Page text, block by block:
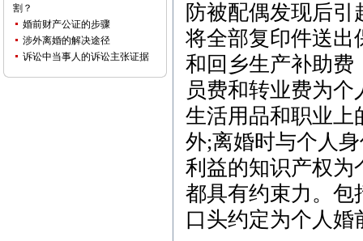
割？
婚前财产公证的步骤
涉外离婚的解决途径
诉讼中当事人的诉讼主张证据
防被配偶发现后
将全部复印件送出
和回乡生产补助费
员费和转业费为
生活用品和职业上
外;离婚时与个人
利益的知识产权为
都具有约束力。包
口头约定为个人婚